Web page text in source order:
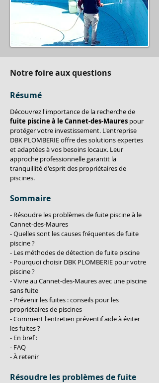
Notre foire aux questions
Résumé
Découvrez l'importance de la recherche de
fuite piscine à le Cannet-des-Maures pour
protéger votre investissement. L'entreprise
DBK PLOMBERIE offre des solutions expertes
et adaptées à vos besoins locaux. Leur
approche professionnelle garantit la
tranquillité d'esprit des propriétaires de
piscines.
Sommaire
- Résoudre les problèmes de fuite piscine à le
Cannet-des-Maures
- Quelles sont les causes fréquentes de fuite
piscine ?
- Les méthodes de détection de fuite piscine
- Pourquoi choisir DBK PLOMBERIE pour votre
piscine ?
- Vivre au Cannet-des-Maures avec une piscine
sans fuite
- Prévenir les fuites : conseils pour les
propriétaires de piscines
- Comment l'entretien préventif aide à éviter
les fuites ?
- En bref :
- FAQ
- À retenir
Résoudre les problèmes de fuite